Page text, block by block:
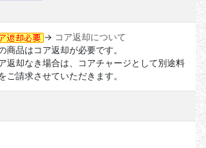
→ コア返却について
商品はコア返却が必要です。
返却なき場合は、コアチャージとして別途料
ご請求させていただきます。